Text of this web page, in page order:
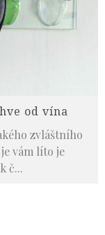
od vína
zvláštního
vám líto je
č...